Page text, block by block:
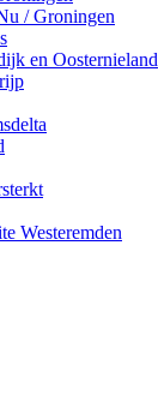
/ Groningen
en Oosternieland
Westeremden